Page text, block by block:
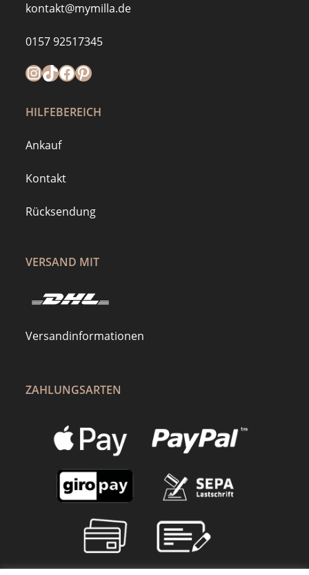
kontakt@mymilla.de
0157 92517345
Instagram
https://www.tiktok.com/@mymilla.de
Facebook
Pinterest
HILFEBEREICH
Ankauf
Kontakt
Rücksendung
VERSAND MIT
Versandinformationen
ZAHLUNGSARTEN